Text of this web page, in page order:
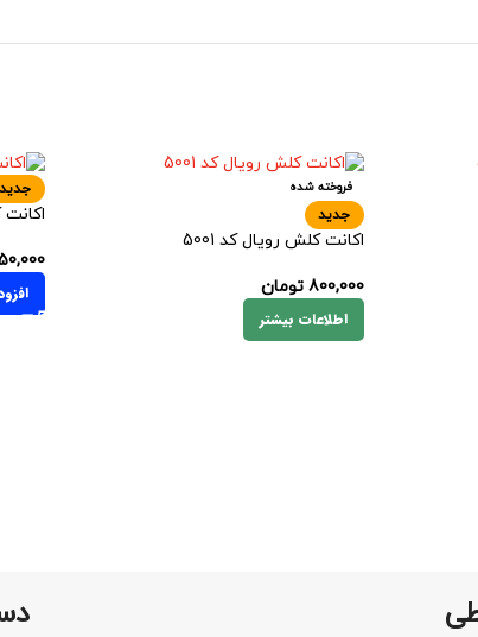
فروخته شده
جدید
اکانت کلش رویال کد 5001
800,000 تومان
اطلاعات بیشتر
جدید
اکانت